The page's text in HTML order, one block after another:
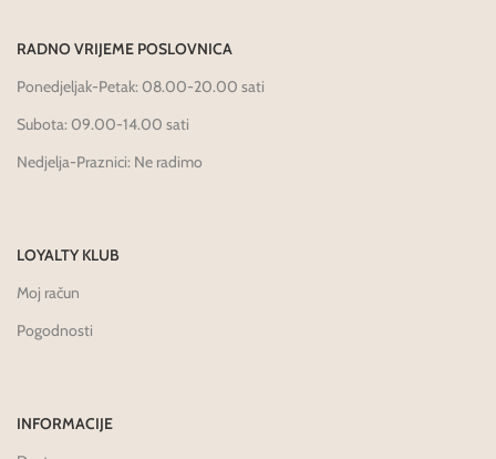
RADNO VRIJEME POSLOVNICA
Ponedjeljak-Petak: 08.00-20.00 sati
Subota: 09.00-14.00 sati
Nedjelja-Praznici: Ne radimo
LOYALTY KLUB
Moj račun
Pogodnosti
INFORMACIJE